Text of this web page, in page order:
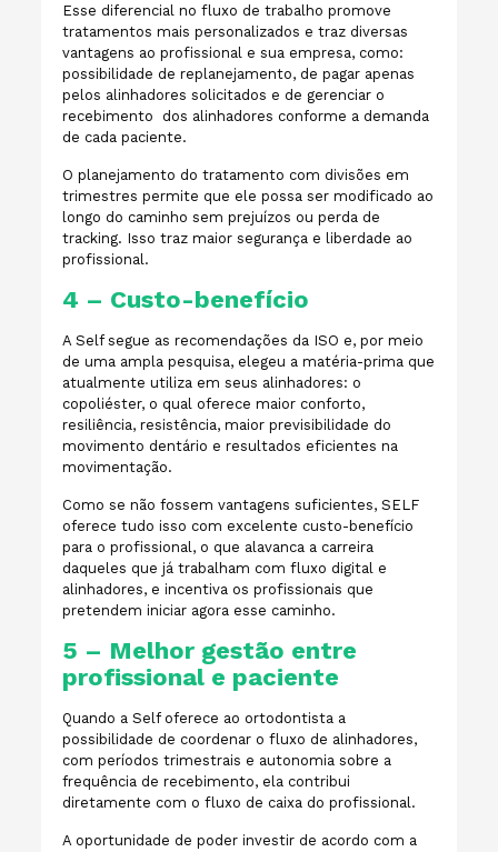
Esse diferencial no fluxo de trabalho promove
tratamentos mais personalizados e traz diversas
vantagens ao profissional e sua empresa, como:
possibilidade de replanejamento, de pagar apenas
pelos alinhadores solicitados e de gerenciar o
recebimento dos alinhadores conforme a demanda
de cada paciente.
O planejamento do tratamento com divisões em
trimestres permite que ele possa ser modificado ao
longo do caminho sem prejuízos ou perda de
tracking. Isso traz maior segurança e liberdade ao
profissional.
4 – Custo-benefício
A Self segue as recomendações da ISO e, por meio
de uma ampla pesquisa, elegeu a matéria-prima que
atualmente utiliza em seus alinhadores: o
copoliéster, o qual oferece maior conforto,
resiliência, resistência, maior previsibilidade do
movimento dentário e resultados eficientes na
movimentação.
Como se não fossem vantagens suficientes, SELF
oferece tudo isso com excelente custo-benefício
para o profissional, o que alavanca a carreira
daqueles que já trabalham com fluxo digital e
alinhadores, e incentiva os profissionais que
pretendem iniciar agora esse caminho.
5 – Melhor gestão entre
profissional e paciente
Quando a Self oferece ao ortodontista a
possibilidade de coordenar o fluxo de alinhadores,
com períodos trimestrais e autonomia sobre a
frequência de recebimento, ela contribui
diretamente com o fluxo de caixa do profissional.
A oportunidade de poder investir de acordo com a